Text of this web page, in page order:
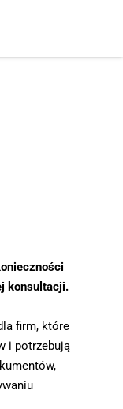
konsultacji.
firm, które
i potrzebują